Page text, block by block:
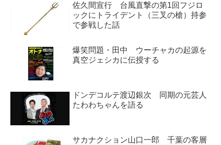
佐久間宣行 台風直撃の第1回フジロ
ックにトライデント（三叉の槍）持参
で参戦した話
爆笑問題・田中 ウーチャカの起源を
真空ジェシカに伝授する
ドンデコルテ渡辺銀次 同期の元芸人
たわわちゃんを語る
サカナクション山口一郎 千葉の客層